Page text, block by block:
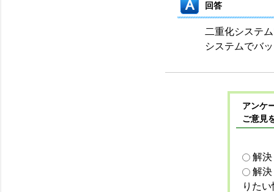
回答
二重化システ
システムでバ
アンケ
ご意見
解
解
りた